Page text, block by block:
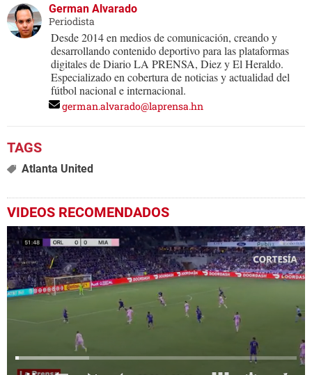
German Alvarado
Periodista
Desde 2014 en medios de comunicación, creando y
desarrollando contenido deportivo para las plataformas
digitales de Diario LA PRENSA, Diez y El Heraldo.
Especializado en cobertura de noticias y actualidad del
fútbol nacional e internacional.
german.alvarado@laprensa.hn
Atlanta United
VIDEOS RECOMENDADOS